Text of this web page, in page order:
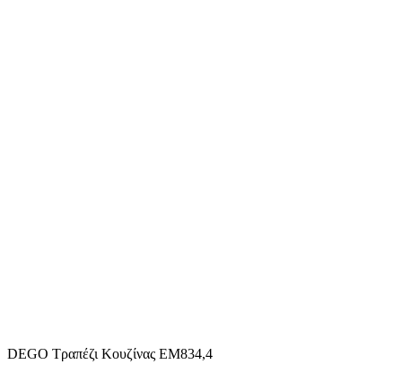
DEGO Τραπέζι Κουζίνας ΕΜ834,4